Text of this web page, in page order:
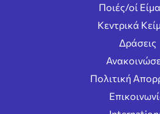
Ποιές/οί
Κεντρικά
Δράσεις
Πολιτική